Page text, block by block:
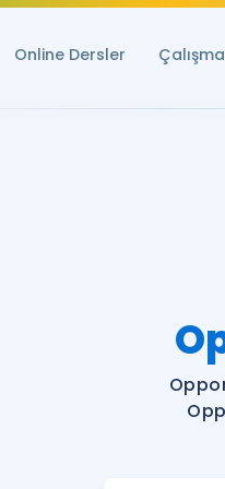
Online Dersler